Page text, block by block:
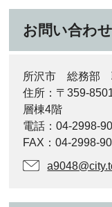
お問い合わせ
所沢市 総務部
住所：〒359-
層棟4階
電話：04-2998-
FAX：04-2998-